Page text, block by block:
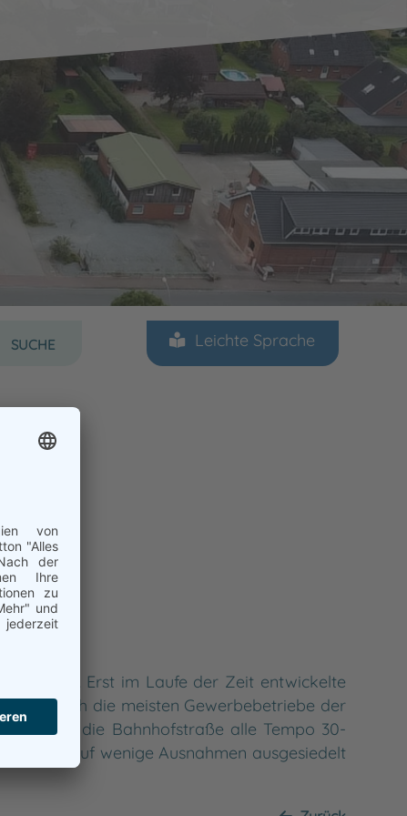
SUCHE
Sprache auswählen
Leichte Sprache
Häusern. Erst im Laufe der Zeit entwickelte
sich die meisten Gewerbebetriebe der
bis auf die Bahnhofstraße alle Tempo 30-
bis auf wenige Ausnahmen ausgesiedelt